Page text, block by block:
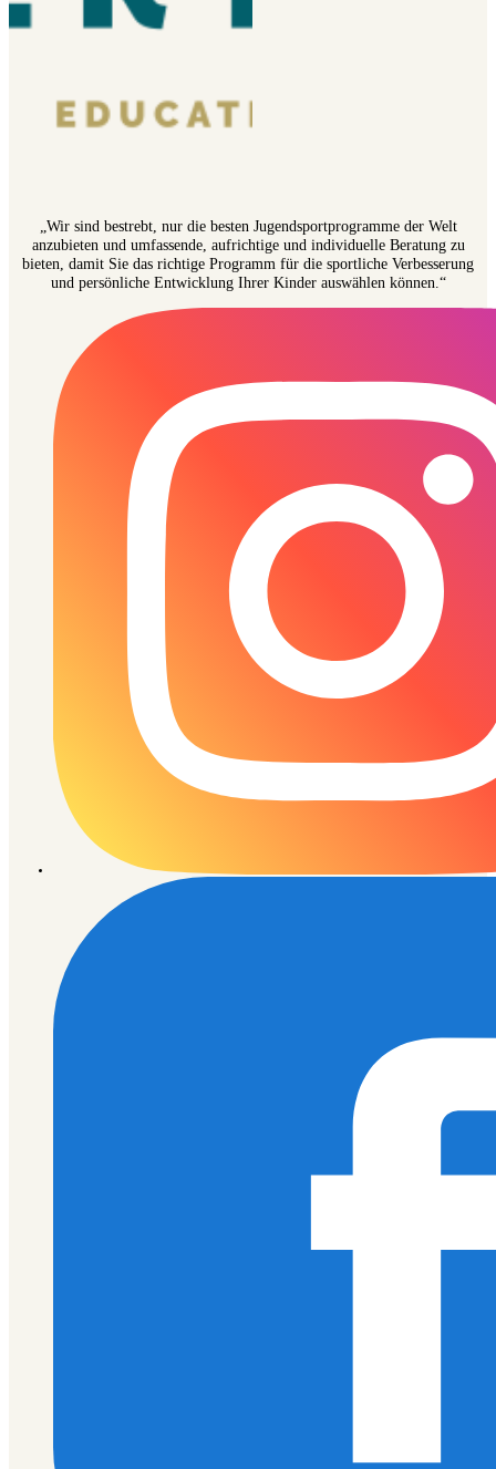
„Wir sind bestrebt, nur die besten Jugendsportprogramme der Welt
anzubieten und umfassende, aufrichtige und individuelle Beratung zu
bieten, damit Sie das richtige Programm für die sportliche Verbesserung
und persönliche Entwicklung Ihrer Kinder auswählen können.“